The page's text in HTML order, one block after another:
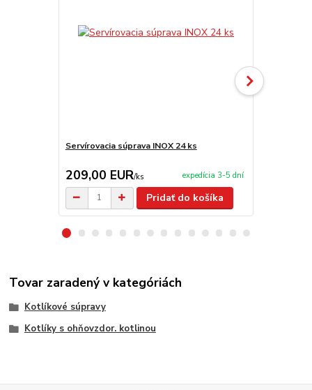
Servírovacia súprava INOX 24 ks
209,00 EUR/ks expedícia 3-5 dní
Pridať do košíka
Tovar zaradený v kategóriách
Kotlíkové súpravy
Kotlíky s ohňovzdor. kotlinou